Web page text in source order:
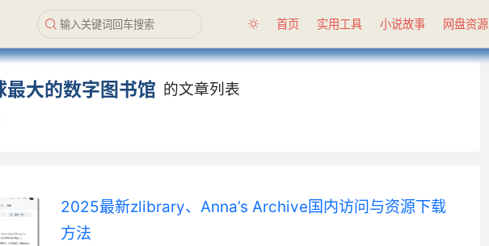
首页 实用工具 小说故事 网盘资源
最大的数字图书馆 的文章列表
2025最新zlibrary、Anna’s Archive国内访问与资源下载
方法